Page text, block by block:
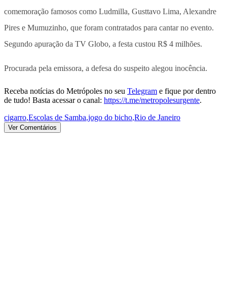
comemoração famosos como Ludmilla, Gusttavo Lima, Alexandre
Pires e Mumuzinho, que foram contratados para cantar no evento.
Segundo apuração da TV Globo, a festa custou R$ 4 milhões.
Procurada pela emissora, a defesa do suspeito alegou inocência.
Receba notícias do Metrópoles no seu Telegram e fique por dentro
de tudo! Basta acessar o canal: https://t.me/metropolesurgente.
cigarro,Escolas de Samba,jogo do bicho,Rio de Janeiro
Ver Comentários